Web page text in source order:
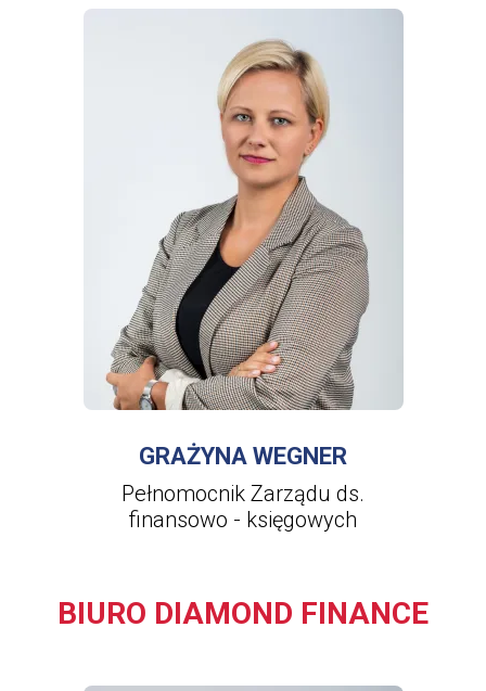
WIĘCEJ INFORMACJIO
GRAŻYNA
WEGNER
GRAŻYNA WEGNER
Pełnomocnik Zarządu ds.
finansowo - księgowych
BIURO DIAMOND FINANCE